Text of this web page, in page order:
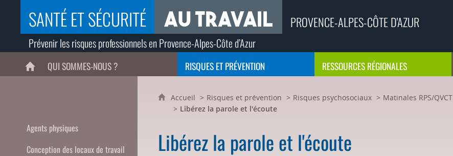
SANTÉ ET SÉCURITÉ PROVENCE-ALPES-CÔTE D'AZUR
Prévenir les risques professionnels en Provence-Alpes-Côte d’Azur
ACCUEIL
QUI SOMMES-NOUS ? RISQUES ET PRÉVENTION RESSOURCES RÉGIONALES
Agents physiques
Conception des locaux de travail
Accueil Risques et prévention Risques psychosociaux Matinales RPS/QVCT
Libérez la parole et l'écoute
Libérez la parole et l'écoute